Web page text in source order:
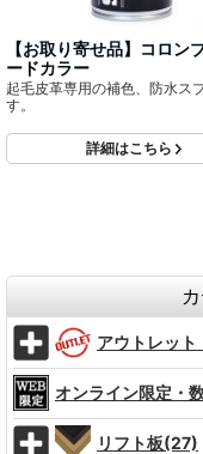
【お取り寄せ品】コロン
ードカラー
起毛皮革専用の補色、防水ス
す。
詳細はこちら
アウトレッ
オンライン限定・
リフト板(27)